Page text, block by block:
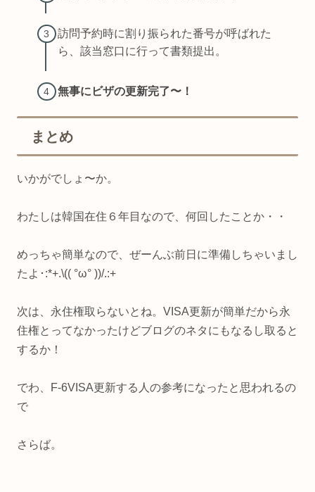
訪問予約時に割り振られた番号が呼ばれた
ら、該当窓口に行って書類提出。
無事にビザの更新完了〜！
まとめ
いかがでしょ〜か。
わたしは韓国在住６年目なので、何回したことか・・
めっちゃ簡単なので、ぜーんぶ前日に準備しちゃいまし
たよ･:*+.\(( °ω° ))/.:+
次は、永住権取らないとね。VISA更新が簡単だから永
住権とってなかったけどブログのネタにもなるし取ると
するか！
でわ、F-6VISA更新する人の参考になったと思われるの
で
さらば。